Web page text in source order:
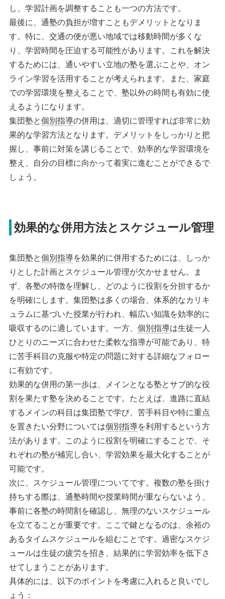
し、学習計画を調整することも一つの方法です。
最後に、通塾の負担が増すこともデメリットとなりま
す。特に、交通の便が悪い地域では移動時間が多くな
り、学習時間を圧迫する可能性があります。これを解決
するためには、通いやすい立地の塾を選ぶことや、オン
ライン学習を活用することが考えられます。また、家庭
での学習環境を整えることで、塾以外の時間も有効に使
えるようになります。
集団塾と個別指導の併用は、適切に管理すれば非常に効
果的な学習方法となります。デメリットをしっかりと把
握し、事前に対策を講じることで、効率的な学習環境を
整え、自分の目標に向かって着実に進むことができるで
しょう。
効果的な併用方法とスケジュール管理
集団塾と個別指導を効果的に併用するためには、しっか
りとした計画とスケジュール管理が欠かせません。ま
ず、各塾の特徴を理解し、どのように役割を分担するか
を明確にします。集団塾は多くの場合、体系的なカリキ
ュラムに基づいた授業が行われ、幅広い知識を効率的に
吸収するのに適しています。一方、 個別指導は生徒一人
ひとりのニーズに合わせた柔軟な指導が可能であり、特
に苦手科目の克服や特定の問題に対する詳細なフォロー
に有効です。
効果的な併用の第一歩は、メインとなる塾とサブ的な役
割を果たす塾を決めることです。たとえば、進路に直結
するメインの科目は集団塾で学び、苦手科目や特に重点
を置きたい分野については個別指導を利用するという方
法があります。このように役割を明確にすることで、そ
れぞれの塾が補完し合い、学習効果を最大化することが
可能です。
次に、スケジュール管理についてです。複数の塾を掛け
持ちする際は、通塾時間や授業時間が重ならないよう、
事前に各塾の時間割を確認し、無理のないスケジュール
を立てることが重要です。ここで鍵となるのは、余裕の
あるタイムスケジュールを組むことです。過密なスケジ
ュールは生徒の疲労を招き、結果的に学習効率を低下さ
せてしまうことがあります。
具体的には、以下のポイントを考慮に入れると良いでし
ょう：